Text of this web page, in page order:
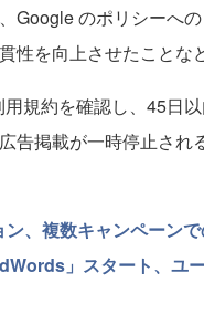
Google のポリシーへ
性を向上させたことな
規約を確認し、45日
告掲載が一時停止される
、複数キャンペーン
」スタート、ユ